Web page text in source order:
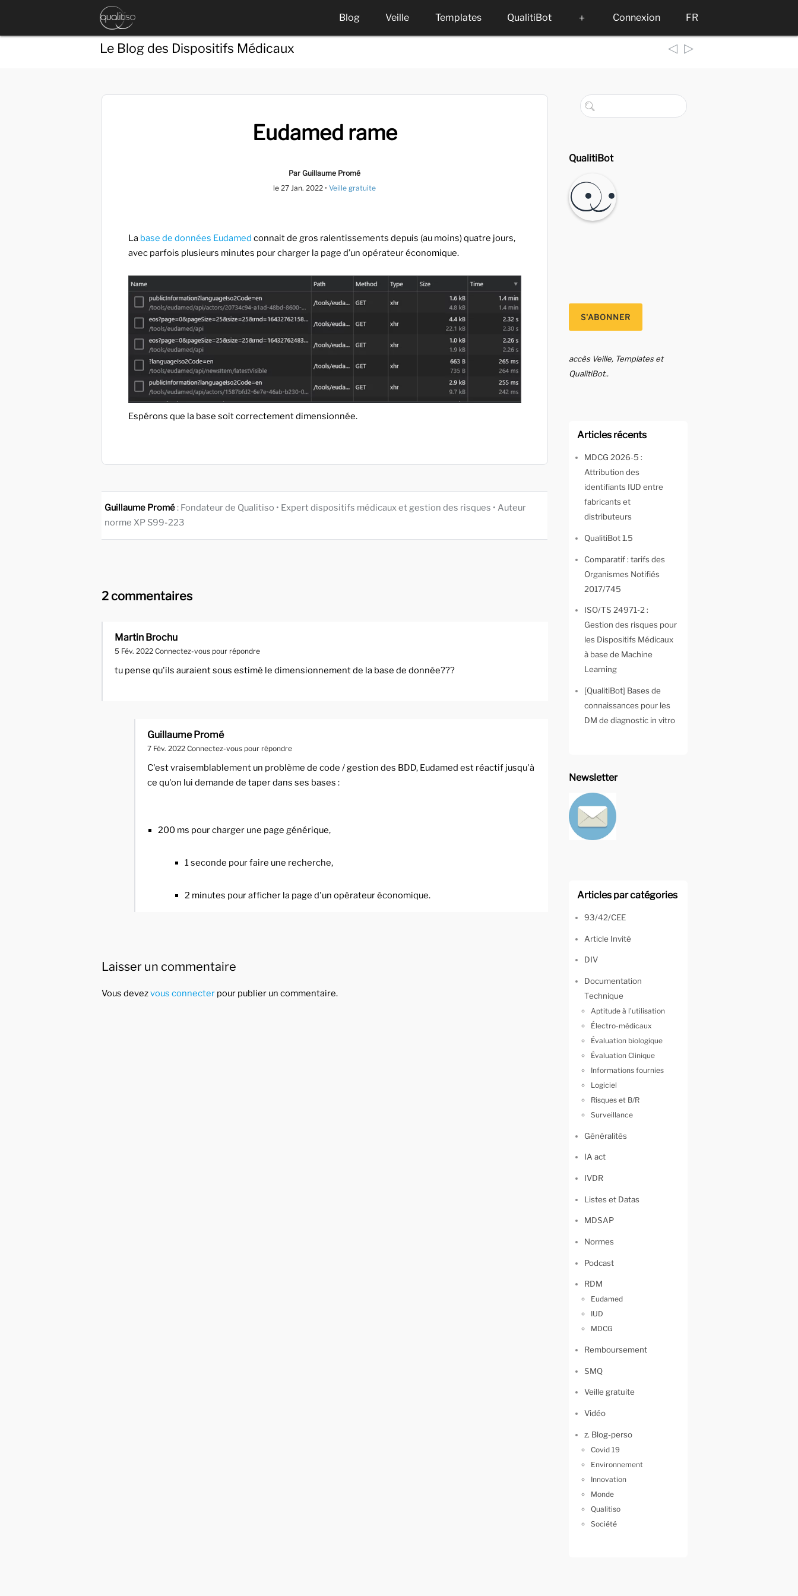
Blog Veille Templates QualitiBot ＋ Connexion FR
Le Blog des Dispositifs Médicaux ◁ ▷
Eudamed rame
Par Guillaume Promé
le 27 Jan. 2022 •Veille gratuite
La base de données Eudamed connait de gros ralentissements depuis (au moins) quatre jours,
avec parfois plusieurs minutes pour charger la page d’un opérateur économique.
Espérons que la base soit correctement dimensionnée.
Guillaume Promé: Fondateur de Qualitiso • Expert dispositifs médicaux et gestion des risques • Auteur
norme XP S99-223
2 commentaires
Martin Brochu
5 Fév. 2022 Connectez-vous pour répondre
tu pense qu'ils auraient sous estimé le dimensionnement de la base de donnée???
Guillaume Promé
7 Fév. 2022 Connectez-vous pour répondre
C'est vraisemblablement un problème de code / gestion des BDD, Eudamed est réactif jusqu'à
ce qu'on lui demande de taper dans ses bases :
200 ms pour charger une page générique,
1 seconde pour faire une recherche,
2 minutes pour afficher la page d'un opérateur économique.
Laisser un commentaire
Vous devezvous connecter pour publier un commentaire.
QualitiBot
accès Veille, Templates et
QualitiBot..
Articles récents
MDCG 2026-5 :
Attribution des
identifiants IUD entre
fabricants et
distributeurs
QualitiBot 1.5
Comparatif : tarifs des
Organismes Notifiés
2017/745
ISO/TS 24971-2 :
Gestion des risques pour
les Dispositifs Médicaux
à base de Machine
Learning
[QualitiBot] Bases de
connaissances pour les
DM de diagnostic in vitro
Newsletter
Articles par catégories
93/42/CEE
Article Invité
DIV
Documentation
Technique
Aptitude à l'utilisation
Électro-médicaux
Évaluation biologique
Évaluation Clinique
Informations fournies
Logiciel
Risques et B/R
Surveillance
Généralités
IA act
IVDR
Listes et Datas
MDSAP
Normes
Podcast
RDM
Eudamed
IUD
MDCG
Remboursement
SMQ
Veille gratuite
Vidéo
z. Blog-perso
Covid 19
Environnement
Innovation
Monde
Qualitiso
Société